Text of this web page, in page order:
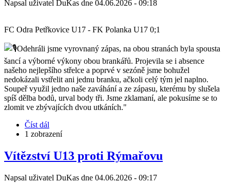
Napsal uživatel DuKas dne 04.06.2026 - 09:18
FC Odra Petřkovice U17 - FK Polanka U17 0;1
Odehráli jsme vyrovnaný zápas, na obou stranách byla spousta
šancí a výborné výkony obou brankářů. Projevila se i absence
našeho nejlepšího střelce a poprvé v sezóně jsme bohužel
nedokázali vstřelit ani jednu branku, ačkoli celý tým jel naplno.
Soupeř využil jedno naše zaváhání a ze zápasu, kterému by slušela
spíš dělba bodů, urval body tři. Jsme zklamaní, ale pokusíme se to
zlomit ve zbývajících dvou utkáních."
Číst dál
Těsná
sedmnáctky
proti
1 zobrazení
Vítězství U13 proti Rýmařovu
Napsal uživatel DuKas dne 04.06.2026 - 09:17